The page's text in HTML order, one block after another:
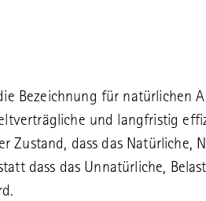
Bezeichnung für natürlichen
und langfristig
Zustand, dass das Natürliche,
dass das Unnatürliche,